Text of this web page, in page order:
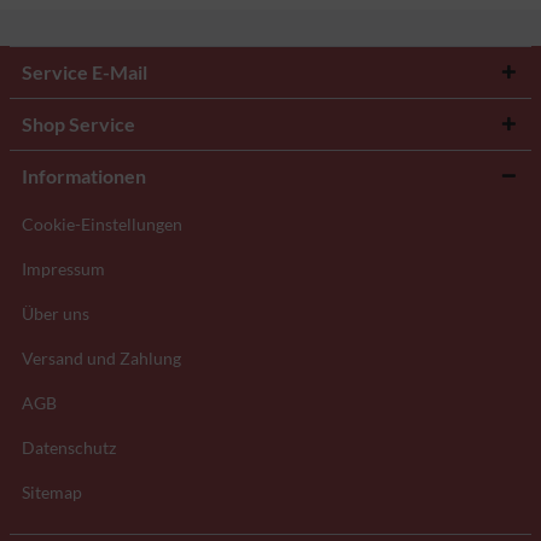
Service E-Mail
Shop Service
Informationen
Cookie-Einstellungen
Impressum
Über uns
Versand und Zahlung
AGB
Datenschutz
Sitemap